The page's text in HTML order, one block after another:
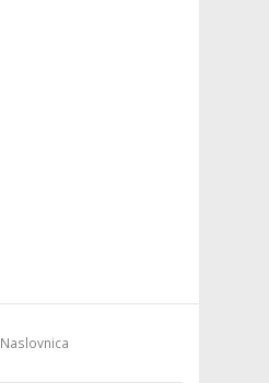
Naslovnica